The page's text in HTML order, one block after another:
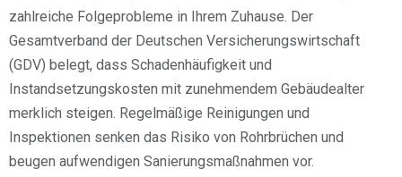
zahlreiche Folgeprobleme in Ihrem Zuhause. Der
Gesamtverband der Deutschen Versicherungswirtschaft
(GDV) belegt, dass Schadenhäufigkeit und
Instandsetzungskosten mit zunehmendem Gebäudealter
merklich steigen. Regelmäßige Reinigungen und
Inspektionen senken das Risiko von Rohrbrüchen und
beugen aufwendigen Sanierungsmaßnahmen vor.